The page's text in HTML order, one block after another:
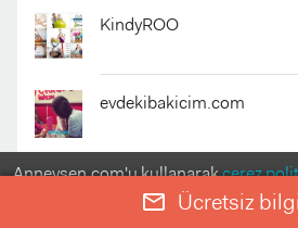
KindyROO
evdekibakicim.com
ŞECE Danışmanlık
Anneysen.com'u kullanarakçerez
kabul etmiş olursunuz.
mail_outline Ücretsiz